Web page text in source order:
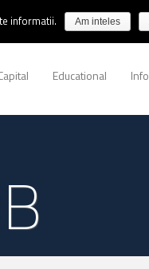
Educational
informatii. Am inteles